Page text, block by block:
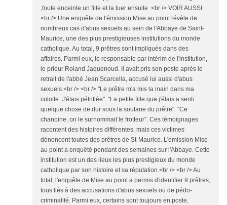
,foute enceinte un fille et la tuer ensuite .<br /> VOIR AUSSI
<br /> Une enquête de l'émission Mise au point révèle de
nombreux cas d'abus sexuels au sein de l'Abbaye de Saint-
Maurice, une des plus prestigieuses institutions du monde
catholique. Au total, 9 prêtres sont impliqués dans des
affaires. Parmi eux, le responsable par intérim de l'institution,
le prieur Roland Jaquenoud. Il avait pris son poste après le
retrait de l'abbé Jean Scarcella, accusé lui aussi d'abus
sexuels.<br /> <br /> "Le prêtre m'a mis la main dans ma
culotte. J'étais pétrifiée". "La petite fille que j'étais a senti
quelque chose de dur sous la soutane du prêtre". "Ce
chanoine, on le surnommait le frotteur". Ces témoignages
racontent des histoires différentes, mais ces victimes
dénoncent toutes des prêtres de St-Maurice. L'émission Mise
au point a enquêté pendant des semaines sur l'Abbaye. Cette
institution est un des lieux les plus prestigieux du monde
catholique par son histoire et sa réputation.<br /> <br /> Au
total, l'enquête de Mise au point a permis d'identifier 9 prêtres,
tous liés à des accusations d'abus sexuels ou de pédo-
criminalité. Parmi eux, certains sont toujours en poste,